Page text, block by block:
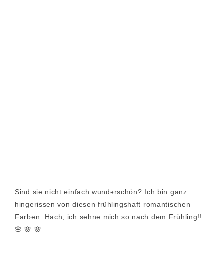
Sind sie nicht einfach wunderschön? Ich bin ganz
hingerissen von diesen frühlingshaft romantischen
Farben. Hach, ich sehne mich so nach dem Frühling!!
🌸 🌸 🌸